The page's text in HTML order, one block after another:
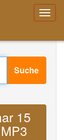
Suche
15